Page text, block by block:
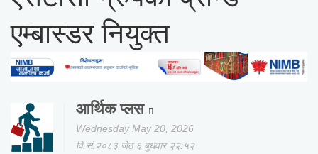
एम्बास्डर नियुक्त
आर्थिक प्लस
Wednesday May 20, 2026
वि.सं.२०८३ जेठ ६ बुधवार २२:५२